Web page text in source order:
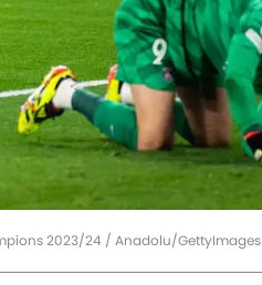
2023/24 / Anadolu/GettyImages